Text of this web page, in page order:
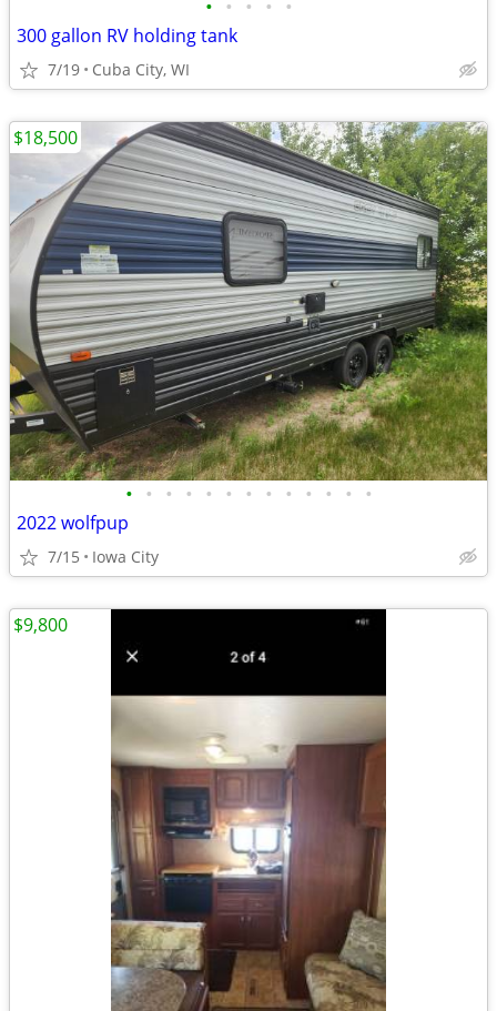
• • • • •
300 gallon RV holding tank
7/19 Cuba City, WI
• • • • • • • • • • • • •
2022 wolfpup
7/15 Iowa City
$18,500
$9,800